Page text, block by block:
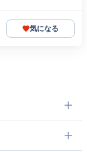
気になる